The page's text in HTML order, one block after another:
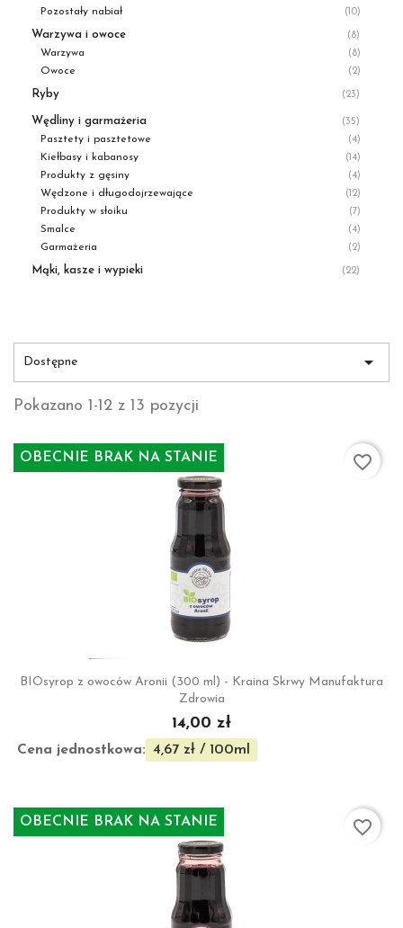
Pozostały nabiał (10)
Warzywa i owoce (8)
Warzywa (8)
Owoce (2)
Ryby (23)
Wędliny i garmażeria (35)
Pasztety i pasztetowe (4)
Kiełbasy i kabanosy (14)
Produkty z gęsiny (4)
Wędzone i długodojrzewające (12)
Produkty w słoiku (7)
Smalce (4)
Garmażeria (2)
Mąki, kasze i wypieki (22)
Dostępne 
Pokazano 1-12 z 13 pozycji
BIOsyrop z owoców Aronii (300 ml) - Kraina Skrwy Manufaktura
Zdrowia
14,00 zł
Cena jednostkowa: 4,67 zł / 100ml
OBECNIE BRAK NA STANIE favorite_border
OBECNIE BRAK NA STANIE favorite_border